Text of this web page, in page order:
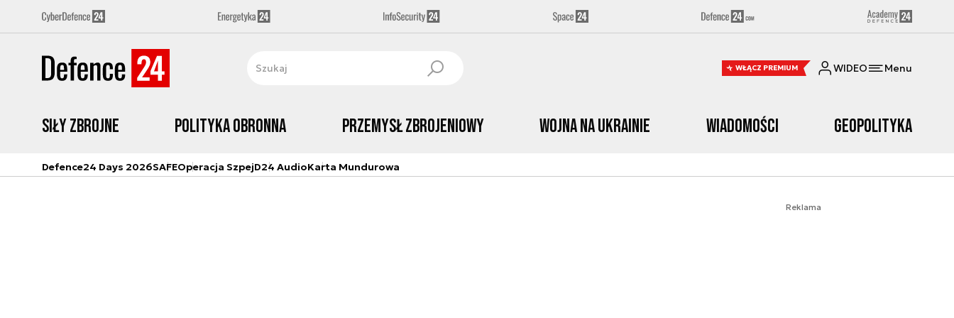
WŁĄCZ PREMIUM WIDEO Menu
Siły zbrojne Polityka obronna Przemysł Zbrojeniowy Wojna na Ukrainie Wiadomości Geopolityka
Defence24 Days 2026SAFEOperacja SzpejD24 AudioKarta Mundurowa
Reklama